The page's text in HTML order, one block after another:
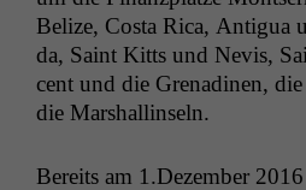
Belize, Cos­ta Rica, Antigua
da, Saint Kitts und Nevis,
cent und die Grenadi­nen,
die Marshallinseln.
Bere­its am 1.Dezember